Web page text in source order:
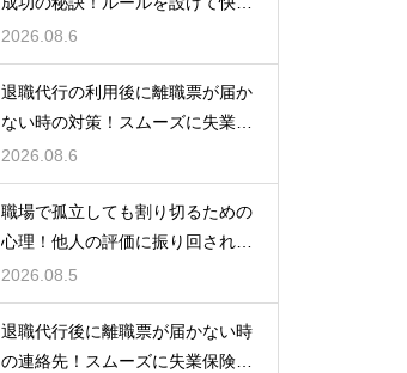
な空間を作る
2026.08.6
退職代行の利用後に離職票が届か
ない時の対策！スムーズに失業保
険をもらう
2026.08.6
職場で孤立しても割り切るための
心理！他人の評価に振り回されな
いための術
2026.08.5
退職代行後に離職票が届かない時
の連絡先！スムーズに失業保険を